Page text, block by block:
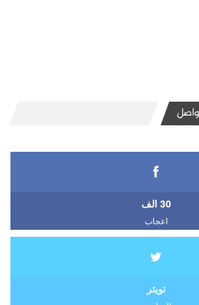
30 الف
اعجاب
تويتر